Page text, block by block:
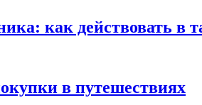
как действовать в
в путешествиях